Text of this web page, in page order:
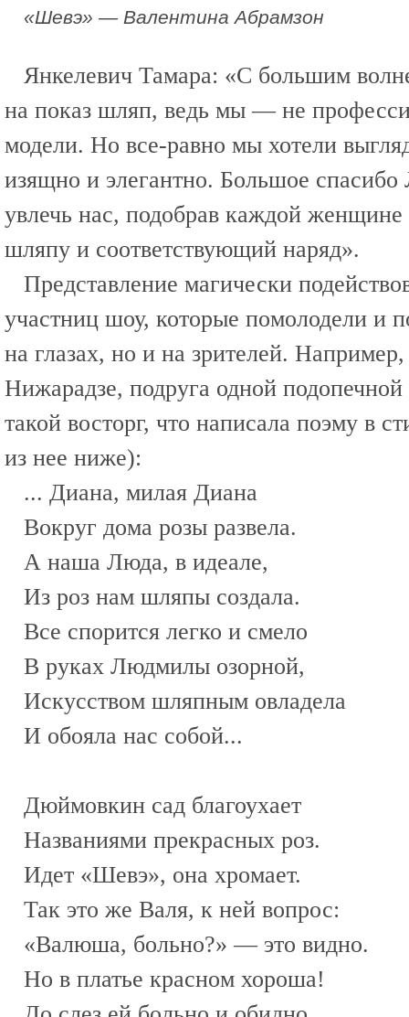
«Шевэ» — Валентина Абрамзон
Янкелевич Тамара: «С большим
на показ шляп, ведь мы — не
модели. Но все-равно мы хотели
изящно и элегантно. Большое
увлечь нас, подобрав каждой
шляпу и соответствующий наряд».
Представление магически
участниц шоу, которые помолодели и
на глазах, но и на зрителей.
Нижарадзе, подруга одной
такой восторг, что написала поэму в
из нее ниже):
... Диана, милая Диана
Вокруг дома розы развела.
А наша Люда, в идеале,
Из роз нам шляпы создала.
Все спорится легко и смело
В руках Людмилы озорной,
Искусством шляпным овладела
И обояла нас собой...
Дюймовкин сад благоухает
Названиями прекрасных роз.
Идет «Шевэ», она хромает.
Так это же Валя, к ней вопрос:
«Валюша, больно?» — это видно.
Но в платье красном хороша!